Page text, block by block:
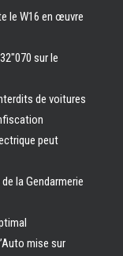
le W16 en œuvre
sur le
de voitures
peut
la Gendarmerie
mise sur